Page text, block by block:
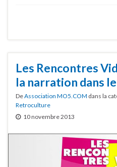
Les Rencontres
la narration dans
DeAssociation MO5.COM dans la
Retroculture
10 novembre 2013